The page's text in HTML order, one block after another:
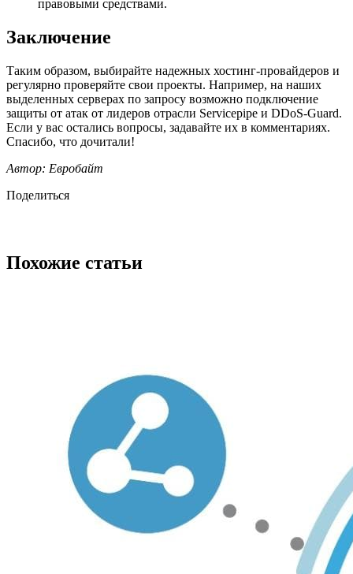
правовыми средствами.
Заключение
Таким образом, выбирайте надежных хостинг-провайдеров и
регулярно проверяйте свои проекты. Например, на наших
выделенных серверах по запросу возможно подключение
защиты от атак от лидеров отрасли Servicepipe и DDoS-Guard.
Если у вас остались вопросы, задавайте их в комментариях.
Спасибо, что дочитали!
Автор: Евробайт
Поделиться
Похожие статьи